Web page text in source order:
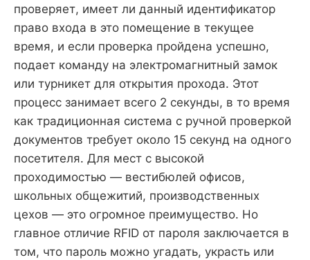
проверяет, имеет ли данный идентификатор
право входа в это помещение в текущее
время, и если проверка пройдена успешно,
подает команду на электромагнитный замок
или турникет для открытия прохода. Этот
процесс занимает всего 2 секунды, в то время
как традиционная система с ручной проверкой
документов требует около 15 секунд на одного
посетителя. Для мест с высокой
проходимостью — вестибюлей офисов,
школьных общежитий, производственных
цехов — это огромное преимущество. Но
главное отличие RFID от пароля заключается в
том, что пароль можно угадать, украсть или